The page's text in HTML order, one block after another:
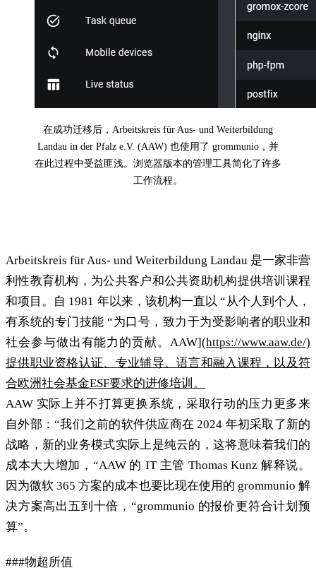
在成功迁移后，Arbeitskreis für Aus- und Weiterbildung
Landau in der Pfalz e.V. (AAW) 也使用了 grommunio，并
在此过程中受益匪浅。浏览器版本的管理工具简化了许多
工作流程。
Arbeitskreis für Aus- und Weiterbildung Landau 是一家非营
利性教育机构，为公共客户和公共资助机构提供培训课程
和项目。自 1981 年以来，该机构一直以 “从个人到个人，
有系统的专门技能 “为口号，致力于为受影响者的职业和
社会参与做出有能力的贡献。AAW](https://www.aaw.de/)
提供职业资格认证、专业辅导、语言和融入课程，以及符
合欧洲社会基金ESF要求的进修培训。
AAW 实际上并不打算更换系统，采取行动的压力更多来
自外部：“我们之前的软件供应商在 2024 年初采取了新的
战略，新的业务模式实际上是纯云的，这将意味着我们的
成本大大增加，“AAW 的 IT 主管 Thomas Kunz 解释说。
因为微软 365 方案的成本也要比现在使用的 grommunio 解
决方案高出五到十倍，“grommunio 的报价更符合计划预
算”。
###物超所值